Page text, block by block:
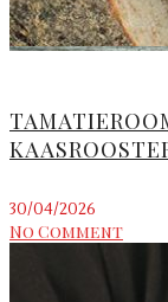
30/04/2026
No Comment